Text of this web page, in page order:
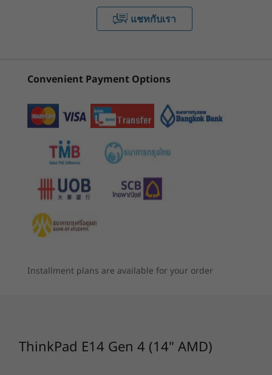
ประสิทธิภาพที่ยอดเยี่ยมในโน้ตบุ๊กที่ใช้งานสำหรับ
ธุรกิจสำคัญเครื่องนี้ นอกจากนั้น ตัวเลือกการเชื่อม
*WiFi 6E ต้องใช้ Windows 11 Pro การปฏิบัติการขึ้นอยู่กับการรับรอง
กับการรับรองข้อบังคับระดับภูมิภาคและการจัดสรรคลื่นความถี่
มีสไตล์และใช้งานได้จริง
พื้นที่จัดเก็บข้อมูล
กราฟิก
AMD Radeon™ ในตัว
45Wh: สูงสุด 9.2 ชั่วโมง (MM18), สูงสุด 12.1 ชั่วโมง (JEITA
57Wh: สูงสุด 15 ชั่วโมง (MM18), สูงสุด 21 ชั่วโมง (JEITA
รองรับคุณสมบัติการชาร์จเร็ว (สูงสุด 80% ใน 60 นาที) ด้วย
*อายุการใช้งานแบตเตอรี่ทั้งหมดเป็นค่าโดยประมาณและอ้างอิงจากการเล่นวิดีโอที่ความละเอียด
USB 3.2 Gen 1 (เปิดตลอดเวลา)
HDMI 1.4b
หูฟัง/ไมค์แบบคอมโบ
หน่วยประมวลผล
สูงสุด AMD
Ryzen™ 5000
Series
สูงสุด Windows 11
Gen 6 (14"
AMD)
฿36,300.72
แชทกับเรา
Convenient Payment Options
Installment plans are available for your order
ThinkPad E14 Gen 4 (14" AMD)